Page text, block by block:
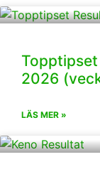
2026
LÄS MER »